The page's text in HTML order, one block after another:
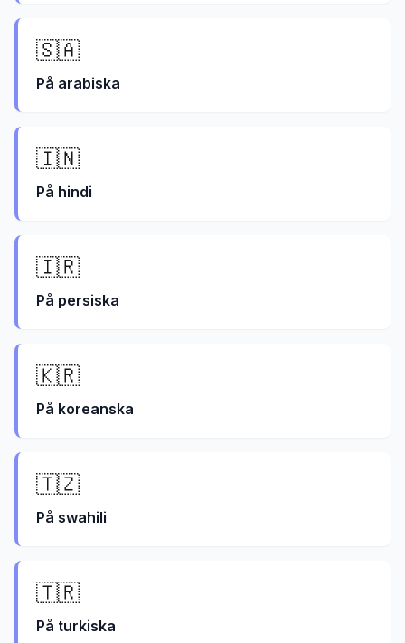
🇸🇦
På arabiska
🇮🇳
På hindi
🇮🇷
På persiska
🇰🇷
På koreanska
🇹🇿
På swahili
🇹🇷
På turkiska